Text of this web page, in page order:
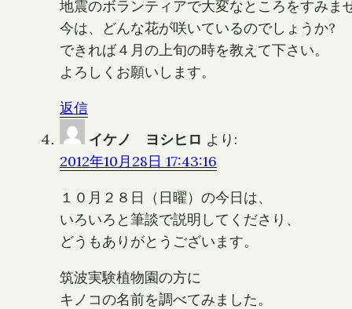
地震のボランティアで大変なところをすみま
今は、どんな花が咲いているのでしょうか?
できれば４月の上旬の時を教えて下さい。
よろしくお願いします。
返信
イケノ ヨシヒロ より:
2012年10月28日 17:43:16
１０月２８日（日曜）の今日は、
いろいろと筆談で説明してくださり、
どうもありがとうございます。
筑波実験植物園の方に
キノコの名前を調べてみました。